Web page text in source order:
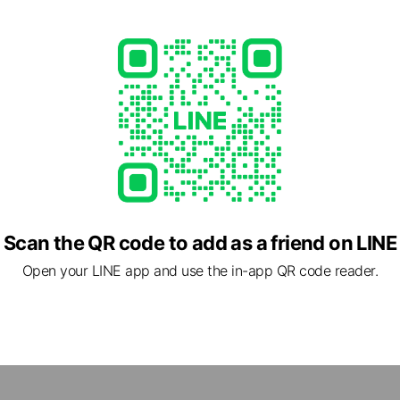
i
d
e
o
Scan the QR code to add as a friend on LINE
Open your LINE app and use the in-app QR code reader.